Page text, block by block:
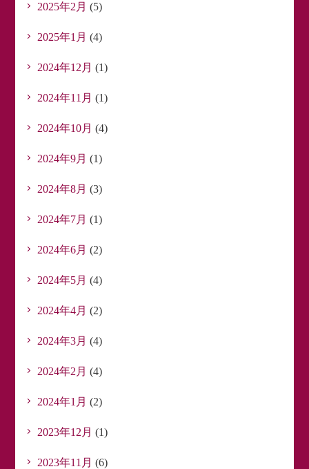
2025年2月 (5)
2025年1月 (4)
2024年12月 (1)
2024年11月 (1)
2024年10月 (4)
2024年9月 (1)
2024年8月 (3)
2024年7月 (1)
2024年6月 (2)
2024年5月 (4)
2024年4月 (2)
2024年3月 (4)
2024年2月 (4)
2024年1月 (2)
2023年12月 (1)
2023年11月 (6)